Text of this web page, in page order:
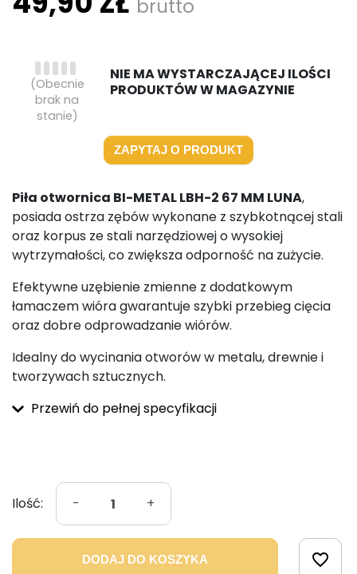
brutto
NIE MA WYSTARCZAJĄCEJ ILOŚCI
PRODUKTÓW W MAGAZYNIE
(Obecnie
brak na
stanie)
ZAPYTAJ O PRODUKT
Piła otwornica BI-METAL LBH-2 67 MM LUNA,
posiada ostrza zębów wykonane z szybkotnącej stali
oraz korpus ze stali narzędziowej o wysokiej
wytrzymałości, co zwiększa odporność na zużycie.
Efektywne uzębienie zmienne z dodatkowym
łamaczem wióra gwarantuje szybki przebieg cięcia
oraz dobre odprowadzanie wiórów.
Idealny do wycinania otworów w metalu, drewnie i
tworzywach sztucznych.
Przewiń do pełnej specyfikacji
Ilość: - +
DODAJ DO KOSZYKA favorite_border